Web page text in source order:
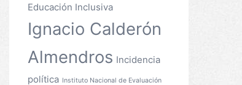
Educación Inclusiva
Ignacio Calderón
Almendros Incidencia
política Instituto Nacional de Evaluación